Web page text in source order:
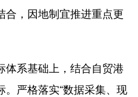
合，因地制宜推进重点更
系基础上，结合自贸港
严格落实“数据采集、现